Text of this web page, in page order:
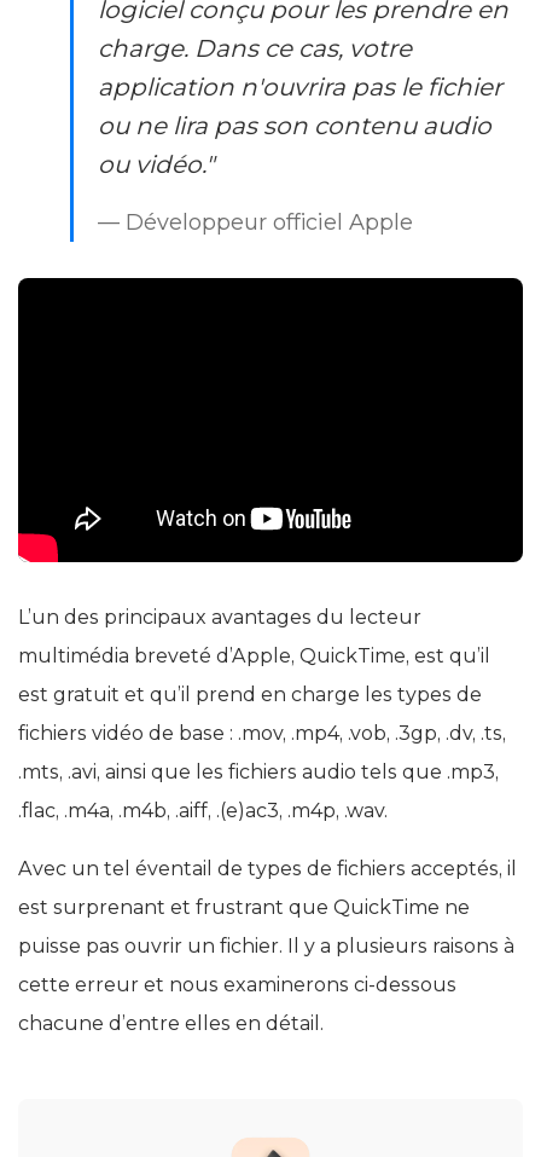
logiciel conçu pour les prendre en
charge. Dans ce cas, votre
application n'ouvrira pas le fichier
ou ne lira pas son contenu audio
ou vidéo."
— Développeur officiel Apple
L’un des principaux avantages du lecteur
multimédia breveté d’Apple, QuickTime, est qu’il
est gratuit et qu’il prend en charge les types de
fichiers vidéo de base : .mov, .mp4, .vob, .3gp, .dv, .ts,
.mts, .avi, ainsi que les fichiers audio tels que .mp3,
.flac, .m4a, .m4b, .aiff, .(e)ac3, .m4p, .wav.
Avec un tel éventail de types de fichiers acceptés, il
est surprenant et frustrant que QuickTime ne
puisse pas ouvrir un fichier. Il y a plusieurs raisons à
cette erreur et nous examinerons ci-dessous
chacune d’entre elles en détail.